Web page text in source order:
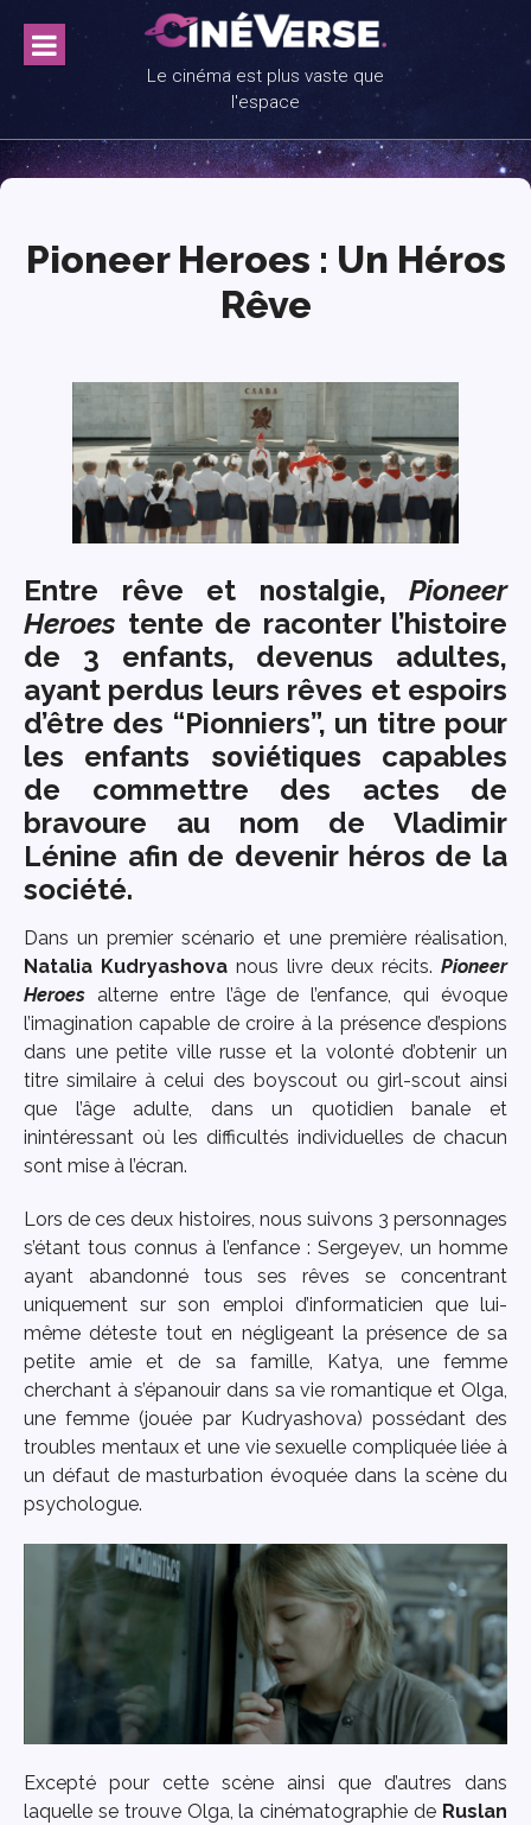
content
Le cinéma est plus vaste que
l'espace
Pioneer Heroes : Un Héros
Rêve
Entre rêve et nostalgie, Pioneer
Heroes tente de raconter l’histoire
de 3 enfants, devenus adultes,
ayant perdus leurs rêves et espoirs
d’être des “Pionniers”, un titre pour
les enfants soviétiques capables
de commettre des actes de
bravoure au nom de Vladimir
Lénine afin de devenir héros de la
société.
Dans un premier scénario et une première réalisation,
Natalia Kudryashova nous livre deux récits. Pioneer
Heroes alterne entre l’âge de l’enfance, qui évoque
l’imagination capable de croire à la présence d’espions
dans une petite ville russe et la volonté d’obtenir un
titre similaire à celui des boyscout ou girl-scout ainsi
que l’âge adulte, dans un quotidien banale et
inintéressant où les difficultés individuelles de chacun
sont mise à l’écran.
Lors de ces deux histoires, nous suivons 3 personnages
s’étant tous connus à l’enfance : Sergeyev, un homme
ayant abandonné tous ses rêves se concentrant
uniquement sur son emploi d’informaticien que lui-
même déteste tout en négligeant la présence de sa
petite amie et de sa famille, Katya, une femme
cherchant à s’épanouir dans sa vie romantique et Olga,
une femme (jouée par Kudryashova) possédant des
troubles mentaux et une vie sexuelle compliquée liée à
un défaut de masturbation évoquée dans la scène du
psychologue.
Excepté pour cette scène ainsi que d’autres dans
laquelle se trouve Olga, la cinématographie de Ruslan